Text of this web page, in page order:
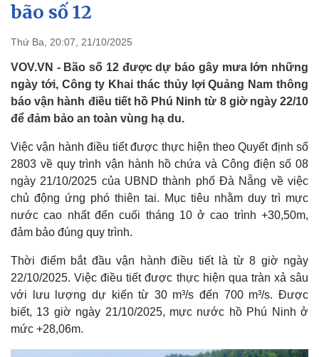
Quốc hội
bão số 12
Thứ Ba, 20:07, 21/10/2025
VOV.VN - Bão số 12 được dự báo gây mưa lớn những
ngày tới, Công ty Khai thác thủy lợi Quảng Nam thông
báo vận hành điều tiết hồ Phú Ninh từ 8 giờ ngày 22/10
để đảm bảo an toàn vùng hạ du.
Việc vận hành điều tiết được thực hiện theo Quyết định số
2803 về quy trình vận hành hồ chứa và Công điện số 08
ngày 21/10/2025 của UBND thành phố Đà Nẵng về việc
chủ động ứng phó thiên tai. Mục tiêu nhằm duy trì mực
nước cao nhất đến cuối tháng 10 ở cao trình +30,50m,
đảm bảo đúng quy trình.
Thời điểm bắt đầu vận hành điều tiết là từ 8 giờ ngày
22/10/2025. Việc điều tiết được thực hiện qua tràn xả sâu
với lưu lượng dự kiến từ 30 m³/s đến 700 m³/s. Được
biết, 13 giờ ngày 21/10/2025, mực nước hồ Phú Ninh ở
mức +28,06m.